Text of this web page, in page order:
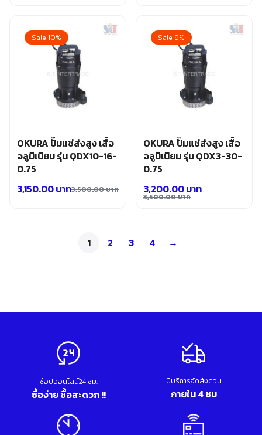
was:
2,500.00 บาท.
is:
2,300.00 บาท.
was:
3,100.00 บาท.
is:
2,800.00 บาท.
Sale 10%
OKURA ปั๊มแช่ส่งสูง เสื้อ
อลูมิเนียม รุ่น QDX10-16-
0.75
3,500.00บาท
3,150.00บาท
Sale 9%
OKURA ปั๊มแช่ส่งสูง เสื้อ
อลูมิเนียม รุ่น QDX3-30-
0.75
3,500.00บาท
3,500.00 บาท.
3,200.00บาท
3,200.00 บาท.
1 2 3 4 →
ช้อปออนไลน์24 ชม.
ซื้อง่าย ซื้อสะดวก !!
มีบริการจัดส่งด่วน
ภายใน 4 ชม